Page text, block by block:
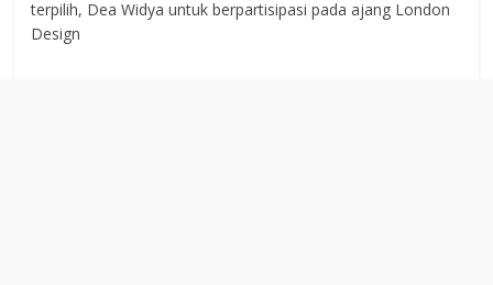
terpilih, Dea Widya untuk berpartisipasi pada ajang London
Design